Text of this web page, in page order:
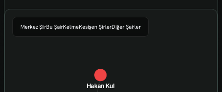
Merkez ŞiirBu ŞairKelimeKesişen ŞiirlerDiğer Şairler